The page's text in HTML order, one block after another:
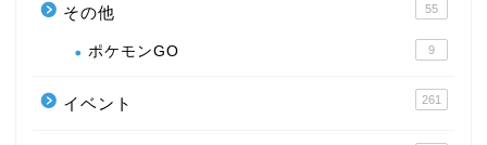
その他 55
ポケモンGO 9
イベント 261